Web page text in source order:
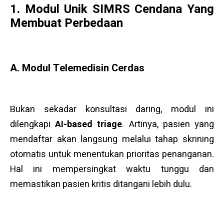
1. Modul Unik SIMRS Cendana Yang
Membuat Perbedaan
A. Modul Telemedisin Cerdas
Bukan sekadar konsultasi daring, modul ini
dilengkapiAI-based triage. Artinya, pasien yang
mendaftar akan langsung melalui tahap skrining
otomatis untuk menentukan prioritas penanganan.
Hal ini mempersingkat waktu tunggu dan
memastikan pasien kritis ditangani lebih dulu.